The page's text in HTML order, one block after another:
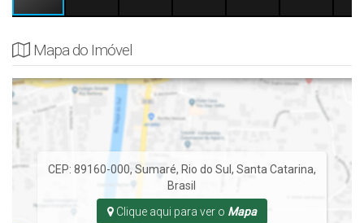
Mapa do Imóvel
CEP: 89160-000, Sumaré, Rio do Sul , Santa Catarina,
Brasil
Clique aqui para ver o Mapa